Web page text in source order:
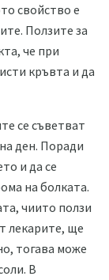
свойство е
Ползите за
че при
кръвта и да
се съветват
ден. Поради
и да се
на болката.
чиито ползи
лекарите, ще
тогава може
В